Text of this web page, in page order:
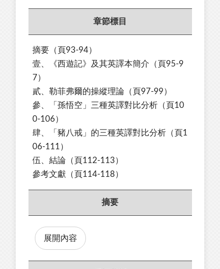
章節標目
摘要（頁93-94）
壹、《西遊記》及其英譯本簡介（頁95-9
7）
貳、勒菲弗爾的操縱理論（頁97-99）
參、「孫悟空」三種英譯對比分析（頁10
0-106）
肆、「豬八戒」的三種英譯對比分析（頁1
06-111）
伍、結論（頁112-113）
參考文獻（頁114-118）
摘要
展開內容